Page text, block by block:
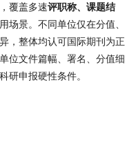
覆盖多速评职称、课题结
场景。不同单位仅在分值、
，整体均认可国际期刊为正
位文件篇幅、署名、分值细
研申报硬性条件。